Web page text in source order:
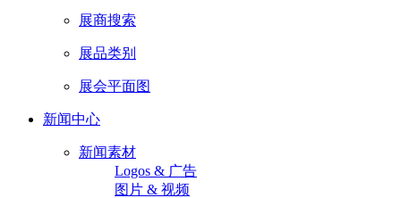
展商搜索
展品类别
展会平面图
新闻中心
新闻素材
Logos & 广告
图片 & 视频